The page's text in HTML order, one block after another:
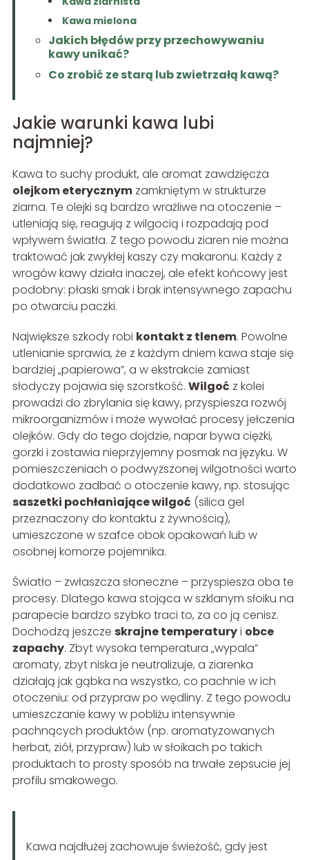
Kawa mielona
Jakich błędów przy przechowywaniu
kawy unikać?
Co zrobić ze starą lub zwietrzałą kawą?
Jakie warunki kawa lubi
najmniej?
Kawa to suchy produkt, ale aromat zawdzięcza
olejkom eterycznymzamkniętym w strukturze
ziarna. Te olejki są bardzo wrażliwe na otoczenie –
utleniają się, reagują z wilgocią i rozpadają pod
wpływem światła. Z tego powodu ziaren nie można
traktować jak zwykłej kaszy czy makaronu. Każdy z
wrogów kawy działa inaczej, ale efekt końcowy jest
podobny: płaski smak i brak intensywnego zapachu
po otwarciu paczki.
Największe szkody robi kontakt z tlenem. Powolne
utlenianie sprawia, że z każdym dniem kawa staje się
bardziej „papierowa”, a w ekstrakcie zamiast
słodyczy pojawia się szorstkość. Wilgoć z kolei
prowadzi do zbrylania się kawy, przyspiesza rozwój
mikroorganizmów i może wywołać procesy jełczenia
olejków. Gdy do tego dojdzie, napar bywa ciężki,
gorzki i zostawia nieprzyjemny posmak na języku. W
pomieszczeniach o podwyższonej wilgotności warto
dodatkowo zadbać o otoczenie kawy, np. stosując
saszetki pochłaniające wilgoć (silica gel
przeznaczony do kontaktu z żywnością),
umieszczone w szafce obok opakowań lub w
osobnej komorze pojemnika.
Światło – zwłaszcza słoneczne – przyspiesza oba te
procesy. Dlatego kawa stojąca w szklanym słoiku na
parapecie bardzo szybko traci to, za co ją cenisz.
Dochodzą jeszcze skrajne temperaturyi obce
zapachy. Zbyt wysoka temperatura „wypala”
aromaty, zbyt niska je neutralizuje, a ziarenka
działają jak gąbka na wszystko, co pachnie w ich
otoczeniu: od przypraw po wędliny. Z tego powodu
umieszczanie kawy w pobliżu intensywnie
pachnących produktów (np. aromatyzowanych
herbat, ziół, przypraw) lub w słoikach po takich
produktach to prosty sposób na trwałe zepsucie jej
profilu smakowego.
Kawa najdłużej zachowuje świeżość, gdy jest